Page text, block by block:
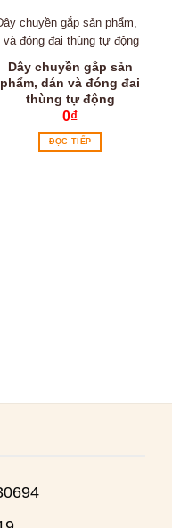
Dây chuyền gắp sản
phẩm, dán và đóng đai
thùng tự động
0₫
ĐỌC TIẾP